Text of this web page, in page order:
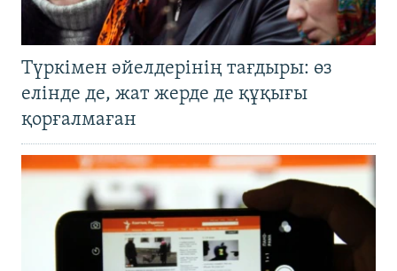
Түркімен әйелдерінің тағдыры: өз
елінде де, жат жерде де құқығы
қорғалмаған